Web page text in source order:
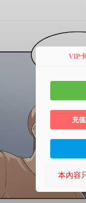
VIP
充
本內容